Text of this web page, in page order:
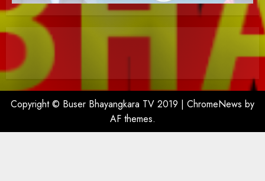
Copyright © Buser Bhayangkara TV 2019 | ChromeNews by
AF themes.